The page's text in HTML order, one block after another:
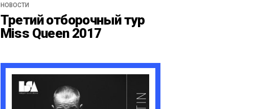
НОВОСТИ
Третий отборочный тур
Miss Queen 2017